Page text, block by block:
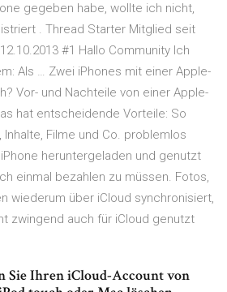
gegeben habe, wollte ich nicht,
. Thread Starter Mitglied seit
#1 Hallo Community Ich
Als … Zwei iPhones mit einer Apple-
Vor- und Nachteile von einer Apple-
hat entscheidende Vorteile: So
Filme und Co. problemlos
heruntergeladen und genutzt
einmal bezahlen zu müssen. Fotos,
wiederum über iCloud synchronisiert,
zwingend auch für iCloud genutzt
Sie Ihren iCloud-Account von